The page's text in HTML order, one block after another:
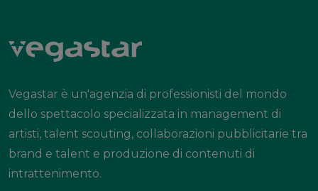
Vegastar è un'agenzia di professionisti del mondo
dello spettacolo specializzata in management di
artisti, talent scouting, collaborazioni pubblicitarie tra
brand e talent e produzione di contenuti di
intrattenimento.